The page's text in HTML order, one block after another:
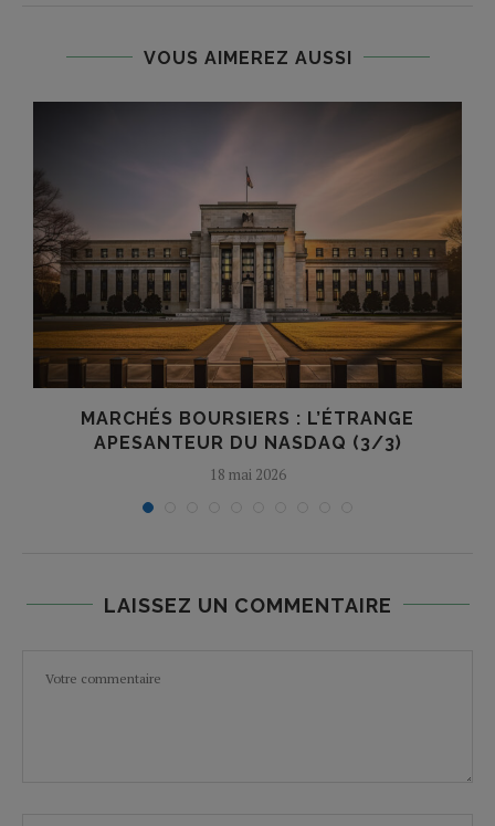
VOUS AIMEREZ AUSSI
MARCHÉS BOURSIERS : L’ÉTRANGE
APESANTEUR DU NASDAQ (3/3)
18 mai 2026
LAISSEZ UN COMMENTAIRE